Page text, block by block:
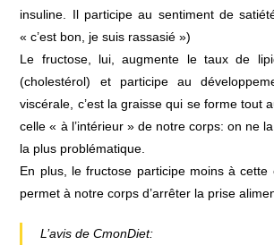
insuline. Il participe au sentiment de
« c’est bon, je suis rassasié »)
Le fructose, lui, augmente le taux de
(cholestérol) et participe au
viscérale, c’est la graisse qui se forme tout
celle « à l’intérieur » de notre corps: on ne
la plus problématique.
En plus, le fructose participe moins à
permet à notre corps d’arrêter la prise
L’avis de CmonDiet: